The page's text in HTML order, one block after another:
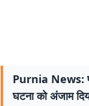
Purnia News:
घटना को अंजाम